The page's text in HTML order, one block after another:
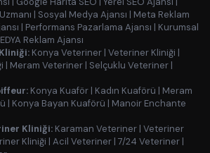
| Sosyal Medya Ajansı | Meta Reklam
| Performans Pazarlama Ajansı | Kurumsal
Reklam Ajansı
Konya Veteriner | Veteriner Kliniği |
| Meram Veteriner | Selçuklu Veteriner |
Konya Kuaför | Kadın Kuaförü | Meram
| Konya Bayan Kuaförü | Manoir Enchante
Kliniği: Karaman Veteriner | Veteriner
Kliniği | Acil Veteriner | 7/24 Veteriner |